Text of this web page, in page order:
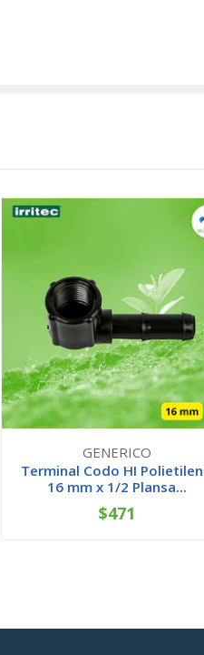
GENERICO
Terminal Codo HI
16 mm x 1/2 Plansa...
+
$471